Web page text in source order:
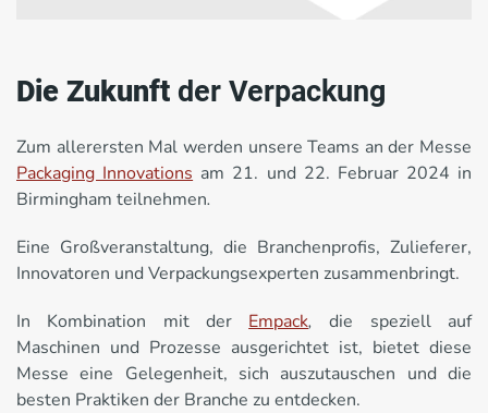
Die Zukunft der Verpackung
Zum allerersten Mal werden unsere Teams an der Messe
Packaging Innovations am 21. und 22. Februar 2024 in
Birmingham teilnehmen.
Eine Großveranstaltung, die Branchenprofis, Zulieferer,
Innovatoren und Verpackungsexperten zusammenbringt.
In Kombination mit der Empack,die speziell auf
Maschinen und Prozesse ausgerichtet ist, bietet diese
Messe eine Gelegenheit, sich auszutauschen und die
besten Praktiken der Branche zu entdecken.